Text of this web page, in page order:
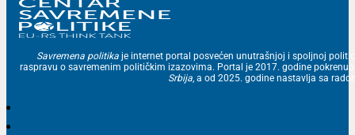
Savremena politika je internet portal posvećen unutrašnjoj i spoljnoj
raspravu o savremenim političkim izazovima. Portal je 2017. godine
Srbija, a od 2025. godine nastavlja sa